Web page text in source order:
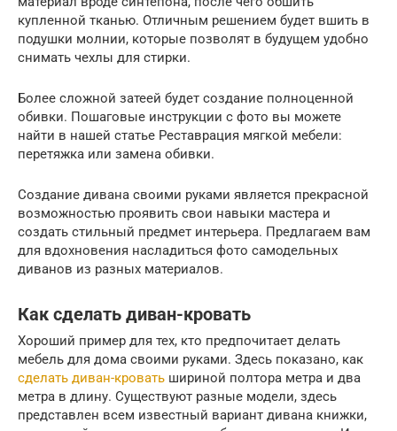
купленной тканью. Отличным решением будет вшить в
подушки молнии, которые позволят в будущем удобно
снимать чехлы для стирки.
Более сложной затеей будет создание полноценной
обивки. Пошаговые инструкции с фото вы можете
найти в нашей статье Реставрация мягкой мебели:
перетяжка или замена обивки.
Создание дивана своими руками является прекрасной
возможностью проявить свои навыки мастера и
создать стильный предмет интерьера. Предлагаем вам
для вдохновения насладиться фото самодельных
диванов из разных материалов.
Как сделать диван-кровать
Хороший пример для тех, кто предпочитает делать
мебель для дома своими руками. Здесь показано, как
сделать диван-кровать шириной полтора метра и два
метра в длину. Существуют разные модели, здесь
представлен всем известный вариант дивана книжки,